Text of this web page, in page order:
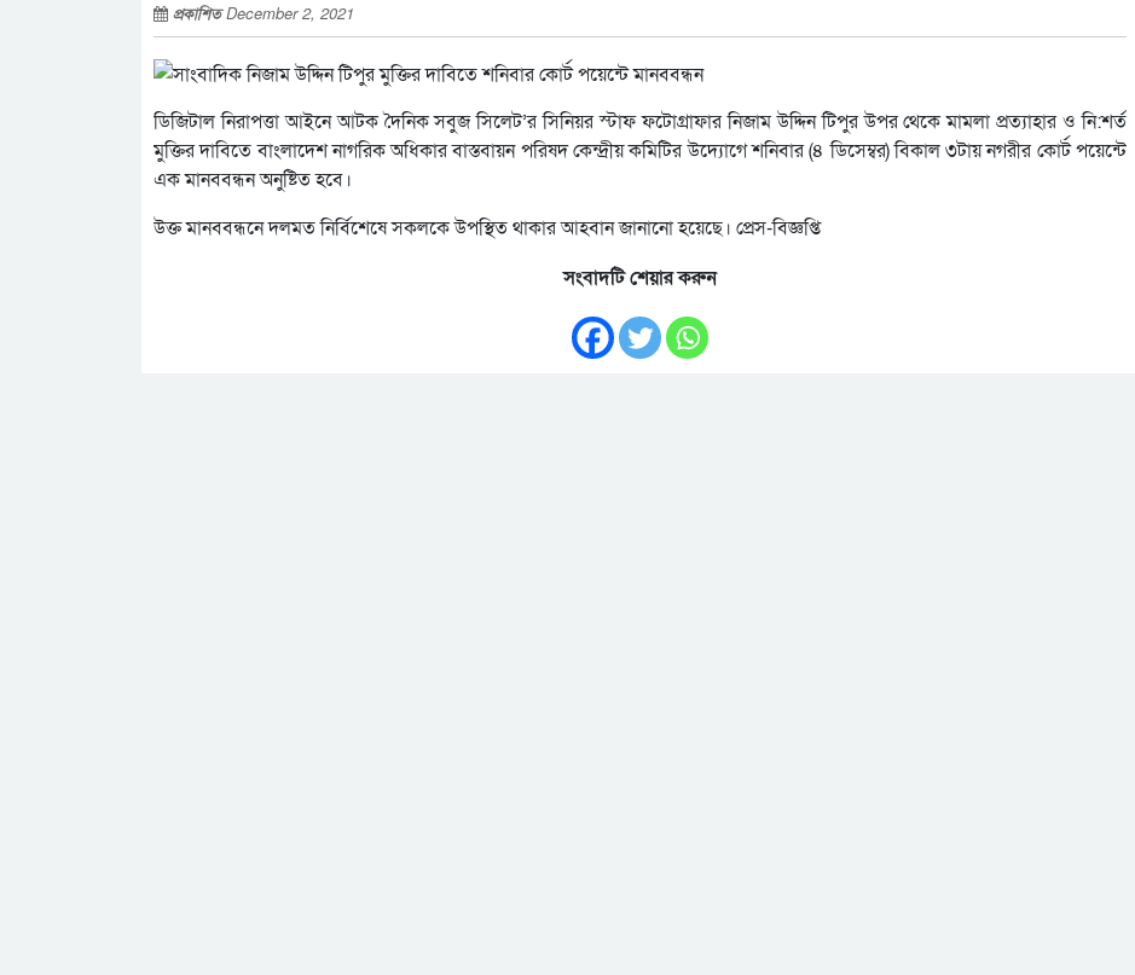
প্রকাশিতDecember 2, 2021
ডিজিটাল নিরাপত্তা আইনে আটক দৈনিক সবুজ সিলেট’র সিনিয়র স্টাফ ফটোগ্রাফার নিজাম উদ্দিন টিপুর উপর থেকে মামলা প্রত্যাহার ও নি:শর্ত
মুক্তির দাবিতে বাংলাদেশ নাগরিক অধিকার বাস্তবায়ন পরিষদ কেন্দ্রীয় কমিটির উদ্যোগে শনিবার (৪ ডিসেম্বর) বিকাল ৩টায় নগরীর কোর্ট পয়েন্টে
এক মানববন্ধন অনুষ্টিত হবে।
উক্ত মানববন্ধনে দলমত নির্বিশেষে সকলকে উপস্থিত থাকার আহবান জানানো হয়েছে। প্রেস-বিজ্ঞপ্তি
সংবাদটি শেয়ার করুন